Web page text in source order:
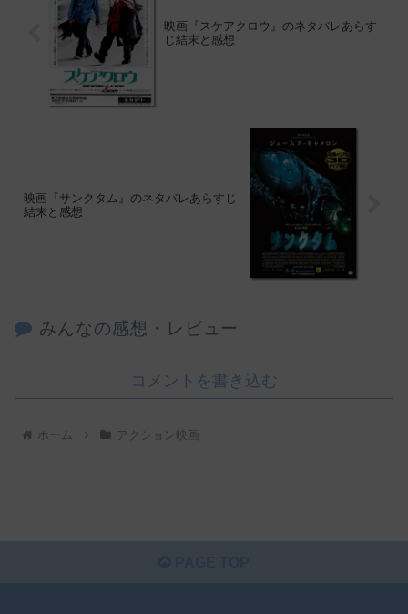
映画『スケアクロウ』のネタバレあらす
じ結末と感想
映画『サンクタム』のネタバレあらすじ
結末と感想
みんなの感想・レビュー
コメントを書き込む
ホーム アクション映画